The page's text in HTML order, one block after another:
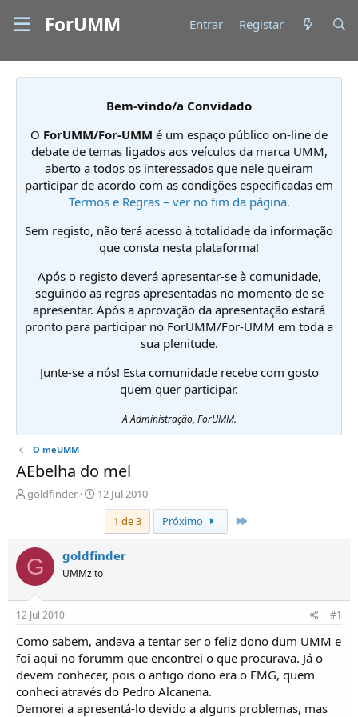
ForUMM Entrar Registar
Bem-vindo/a Convidado
O ForUMM/For-UMM é um espaço público on-line de
debate de temas ligados aos veículos da marca UMM,
aberto a todos os interessados que nele queiram
participar de acordo com as condições especificadas em
Termos e Regras – ver no fim da página.
Sem registo, não terá acesso à totalidade da informação
que consta nesta plataforma!
Após o registo deverá apresentar-se à comunidade,
seguindo as regras apresentadas no momento de se
apresentar. Após a aprovação da apresentação estará
pronto para participar no ForUMM/For-UMM em toda a
sua plenitude.
Junte-se a nós! Esta comunidade recebe com gosto
quem quer participar.
A Administração, ForUMM.
O meUMM
AEbelha do mel
I
c
i
a
d
d
e
T
ó
p
i
c
goldfinder
D
a
d
e
i
i
12 Jul 2010
1 de 3
Próximo
G goldfinder
UMMzito
12 Jul 2010 #1
Como sabem, andava a tentar ser o feliz dono dum UMM e
foi aqui no forumm que encontrei o que procurava. Já o
devem conhecer, pois o antigo dono era o FMG, quem
conheci através do Pedro Alcanena.
Demorei a apresentá-lo devido a alguns problemas, mas